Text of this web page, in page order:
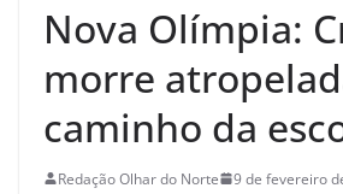
Nova Olímpia:
morre
caminho da
Redação Olhar do Norte 9 de fevereiro